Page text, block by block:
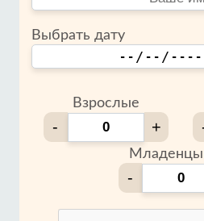
Выбрать дату
Взрослые
- +
Младенцы
-